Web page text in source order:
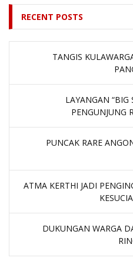
RECENT POSTS
TANGIS
LAYANGAN
PENGUNJUNG
PUNCAK RARE
ATMA KERTHI JADI
DUKUNGAN WARGA